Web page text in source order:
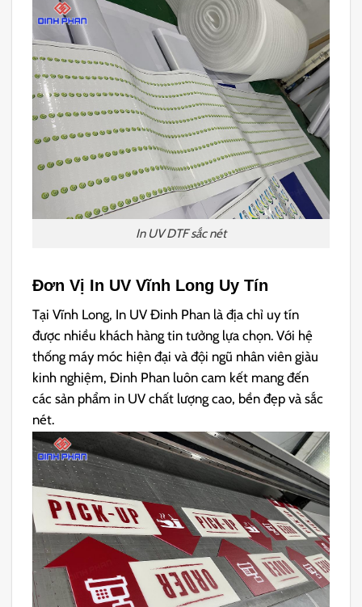
In UV DTF sắc nét
Đơn Vị In UV Vĩnh Long Uy Tín
Tại Vĩnh Long, In UV Đinh Phan là địa chỉ uy tín
được nhiều khách hàng tin tưởng lựa chọn. Với hệ
thống máy móc hiện đại và đội ngũ nhân viên giàu
kinh nghiệm, Đinh Phan luôn cam kết mang đến
các sản phẩm in UV chất lượng cao, bền đẹp và sắc
nét.